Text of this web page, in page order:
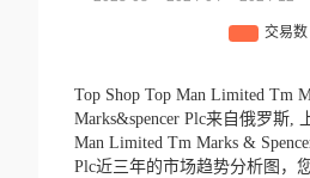
Top Shop Top Man Limited Tm
Marks&spencer Plc来自俄罗斯,
Man Limited Tm Marks &
Plc近三年的市场趋势分析图，